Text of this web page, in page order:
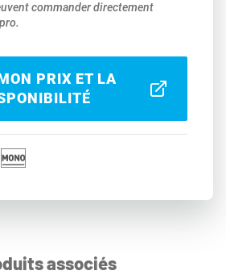
commander directement
PRIX ET LA
associés